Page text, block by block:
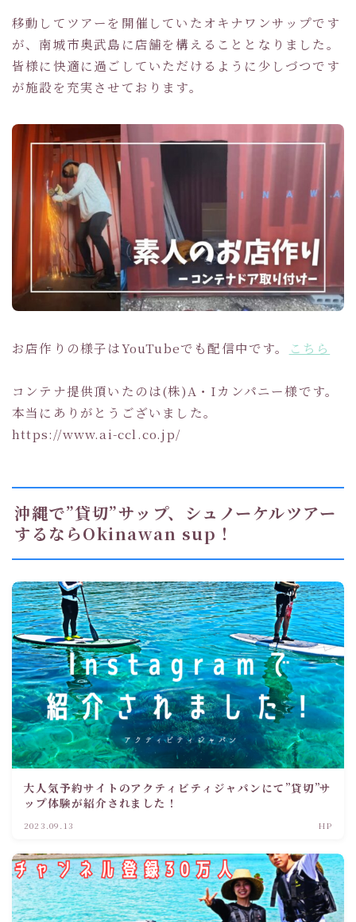
移動してツアーを開催していたオキナワンサップです
が、南城市奥武島に店舗を構えることとなりました。
皆様に快適に過ごしていただけるように少しづつです
が施設を充実させております。
お店作りの様子はYouTubeでも配信中です。 こちら
コンテナ提供頂いたのは(株)A・Iカンパニー様です。
本当にありがとうございました。
https://www.ai-ccl.co.jp/
沖縄で”貸切”サップ、シュノーケルツアー
するならOkinawan sup！
大人気予約サイトのアクティビティジャパンにて”貸切”サ
ップ体験が紹介されました！
2023.09.13 HP